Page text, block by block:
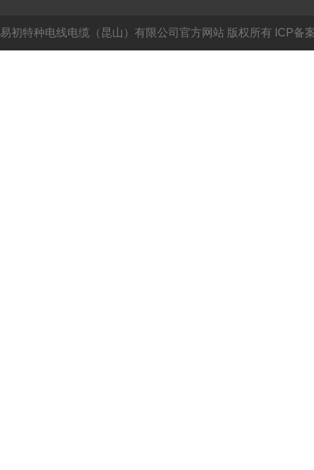
易初特种电线电缆（昆山）有限公司官方网站 版权所有 ICP备